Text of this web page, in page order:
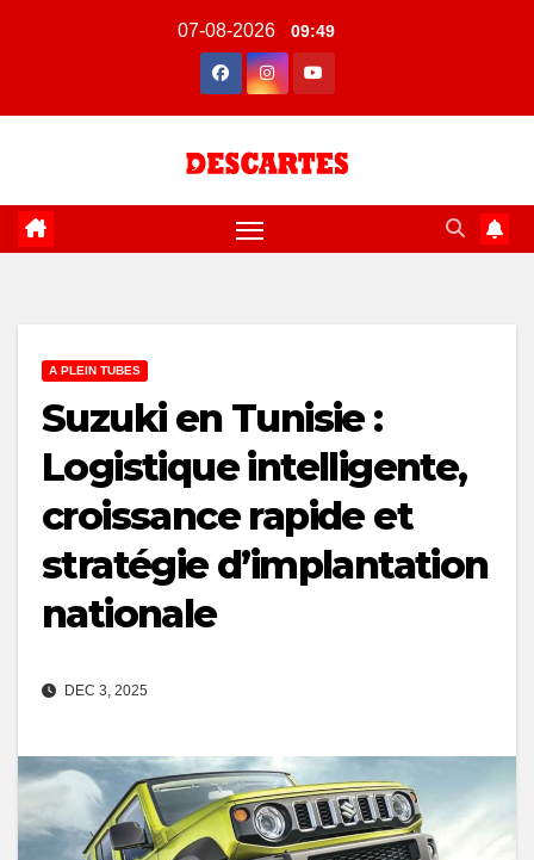
07-08-2026 09:49
A PLEIN TUBES
Suzuki en Tunisie :
Logistique intelligente,
croissance rapide et
stratégie d’implantation
nationale
DEC 3, 2025